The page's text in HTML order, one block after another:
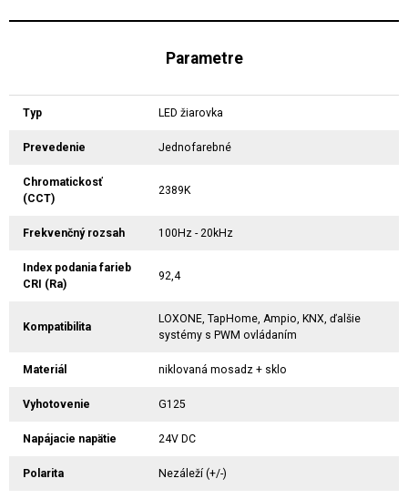
Parametre
Typ LED žiarovka
Prevedenie Jednofarebné
Chromatickosť
(CCT)
2389K
Frekvenčný rozsah 100Hz - 20kHz
Index podania farieb
CRI (Ra)
92,4
Kompatibilita
LOXONE, TapHome, Ampio, KNX, ďalšie
systémy s PWM ovládaním
Materiál niklovaná mosadz + sklo
Vyhotovenie G125
Napájacie napätie 24V DC
Polarita Nezáleží (+/-)